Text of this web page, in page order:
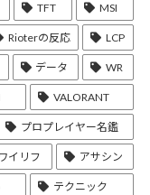
TFT MSI
Rioterの反応 LCP
データ WR
VALORANT
プロプレイヤー名鑑
ワイリフ アサシン
テクニック